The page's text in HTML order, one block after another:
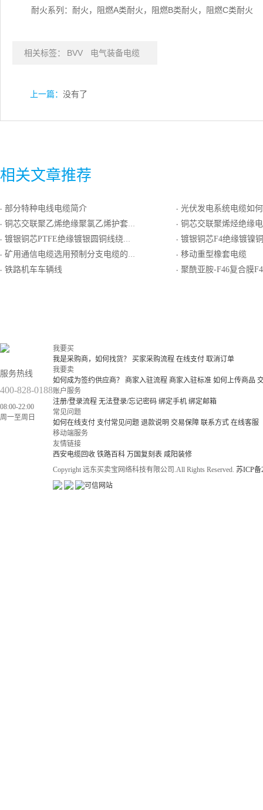
耐火系列：耐火，阻燃A类耐火，阻燃B类耐火，阻燃C类耐火
相关标签： BVV 电气装备电缆
上一篇： 没有了
相关文章推荐
· 部分特种电线电缆简介
· 铜芯交联聚乙烯绝缘聚氯乙烯护套软导体控制电缆
· 镀银铜芯PTFE绝缘镀银圆铜线绕包屏蔽PTFE生带护套电线电缆
· 矿用通信电缆选用预制分支电缆的关键问题
· 铁路机车车辆线
· 光伏发电系统电缆如
· 铜芯交联聚烯烃绝缘
· 镀银铜芯F4绝缘镀镍铜线编织屏蔽F4生
· 移动重型橡套电缆
· 聚酰亚胺-F46复合膜F46组合绝缘及护套裸钢带
服务热线
400-828-0188
08:00-22:00
周一至周日
我要买
我是采购商，如何找货？
买家采购流程 在线支付 取消订单
我要卖
如何成为签约供应商？
商家入驻流程 商家入驻标准 如何上传商品
账户服务
注册/登录流程 无法登录/忘记密码 绑定手机 绑定邮箱
常见问题
如何在线支付 支付常见问题 退款说明 交易保障 联系方式 在线客服
移动端服务
友情链接
西安电缆回收 铁路百科 万国复刻表 咸阳装修
Copyright 远东买卖宝网络科技有限公司.All Rights Reserved. 苏ICP备